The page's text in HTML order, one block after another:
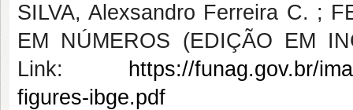
SILVA, Alexsandro Ferreira C. ;
EM NÚMEROS (EDIÇÃO EM
Link:
https://funag.gov.br/
figures-ibge.pdf